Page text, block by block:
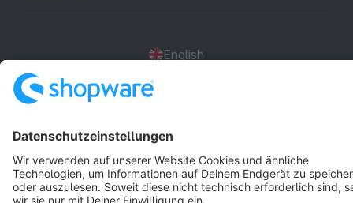
English
Terms & Conditions Privacy Legal notice
Cookie settings